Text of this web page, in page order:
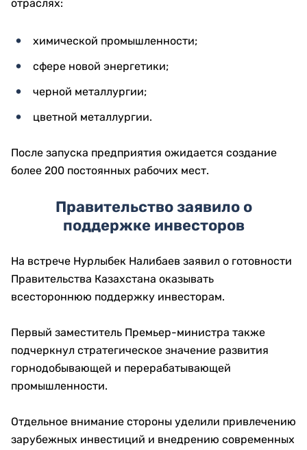
отраслях:
химической промышленности;
сфере новой энергетики;
черной металлургии;
цветной металлургии.
После запуска предприятия ожидается создание
более 200 постоянных рабочих мест.
Правительство заявило о
поддержке инвесторов
На встрече Нурлыбек Налибаев заявил о готовности
Правительства Казахстана оказывать
всестороннюю поддержку инвесторам.
Первый заместитель Премьер-министра также
подчеркнул стратегическое значение развития
горнодобывающей и перерабатывающей
промышленности.
Отдельное внимание стороны уделили привлечению
зарубежных инвестиций и внедрению современных